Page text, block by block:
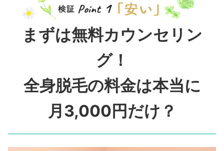
まずは無料カウンセリン
グ！
全身脱毛の料金は本当に
月3,000円だけ？